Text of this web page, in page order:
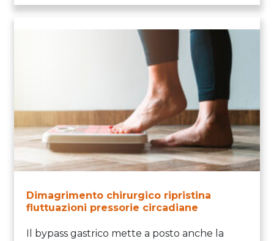
Dimagrimento chirurgico ripristina
fluttuazioni pressorie circadiane
Il bypass gastrico mette a posto anche la